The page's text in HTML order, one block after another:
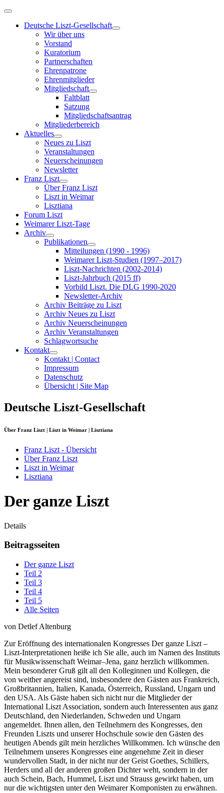
Deutsche Liszt-Gesellschaft
Wir über uns
Vorstand
Kuratorium
Partnerschaften
Ehrenpatrone
Ehrenmitglieder
Mitgliedschaft
Faltblatt
Satzung
Mitgliedschaftsantrag
Mitgliederbereich
Aktuelles
Neues zu Liszt
Veranstaltungen
Neuerscheinungen
Newsletter
Franz Liszt
Über Franz Liszt
Liszt in Weimar
Lisztiana
Forum Liszt
Weimarer Liszt-Tage
Archiv
Publikationen
Mitteilungen (1990 - 1996)
Weimarer Liszt-Studien (1997–2017)
Liszt-Nachrichten (2002-2014)
Liszt-Jahrbuch (2015 ff)
Vorbild Liszt. Die DLG 1990-2020
Newsletter-Archiv
Archiv Beiträge zu Liszt
Archiv Neues zu Liszt
Archiv Neuerscheinungen
Archiv Veranstaltungen
Schlagwortsuche
Kontakt
Kontakt | Contact
Impressum
Datenschutz
Übersicht | Site Map
Deutsche Liszt-Gesellschaft
Über Franz Liszt | Liszt in Weimar | Lisztiana
Franz Liszt - Übersicht
Über Franz Liszt
Liszt in Weimar
Lisztiana
Der ganze Liszt
Details
Beitragsseiten
Der ganze Liszt
Teil 2
Teil 3
Teil 4
Teil 5
Alle Seiten
von Detlef Altenburg
Zur Eröffnung des internationalen Kongresses Der ganze Liszt –
Liszt-Interpretationen heiße ich Sie alle, auch im Namen des Instituts
für Musikwissenschaft Weimar–Jena, ganz herzlich willkommen.
Mein besonderer Gruß gilt all den Kolleginnen und Kollegen, die
von weither angereist sind, insbesondere den Gästen aus Frankreich,
Großbritannien, Italien, Kanada, Österreich, Russland, Ungarn und
den USA. Als Gäste haben sich nicht nur die Mitglieder der
International Liszt Association, sondern auch Interessenten aus ganz
Deutschland, den Niederlanden, Schweden und Ungarn
angemeldet. Ihnen allen, den Teilnehmern des Kongresses, den
Freunden Liszts und unserer Hochschule sowie den Gästen des
heutigen Abends gilt mein herzliches Willkommen. Ich wünsche den
Teilnehmern unseres Kongresses eine angenehme Zeit in dieser
wundervollen Stadt, in der nicht nur der Geist Goethes, Schillers,
Herders und all der anderen großen Dichter weht, sondern in der
auch Schein, Bach, Hummel, Liszt und Strauss gewirkt haben, um
nur die wichtigsten unter den Weimarer Komponisten zu erwähnen.